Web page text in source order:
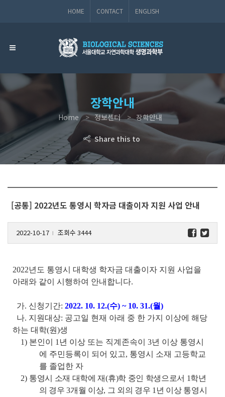
HOME CONTACT ENGLISH
장학안내
Home 정보센터 장학안내
Share this to
[공통] 2022년도 통영시 학자금 대출이자 지원 사업 안내
2022-10-17 l 조회수 3444
2022년도 통영시 대학생 학자금 대출이자 지원 사업을
아래와 같이 시행하여 안내합니다.
가. 신청기간: 2022. 10. 12.(수) ~ 10. 31.(월)
나. 지원대상: 공고일 현재 아래 중 한 가지 이상에 해당
하는 대학(원)생
1) 본인이 1년 이상 또는 직계존속이 3년 이상 통영시
에 주민등록이 되어 있고, 통영시 소재 고등학교
를 졸업한 자
2) 통영시 소재 대학에 재(휴)학 중인 학생으로서 1학년
의 경우 3개월 이상, 그 외의 경우 1년 이상 통영시